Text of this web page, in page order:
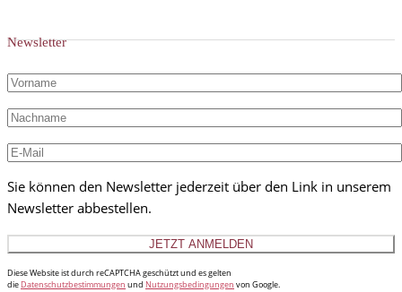
Newsletter
Sie können den Newsletter jederzeit über den Link in unserem
Newsletter abbestellen.
Diese Website ist durch reCAPTCHA geschützt und es gelten
die Datenschutzbestimmungen und Nutzungsbedingungen von Google.